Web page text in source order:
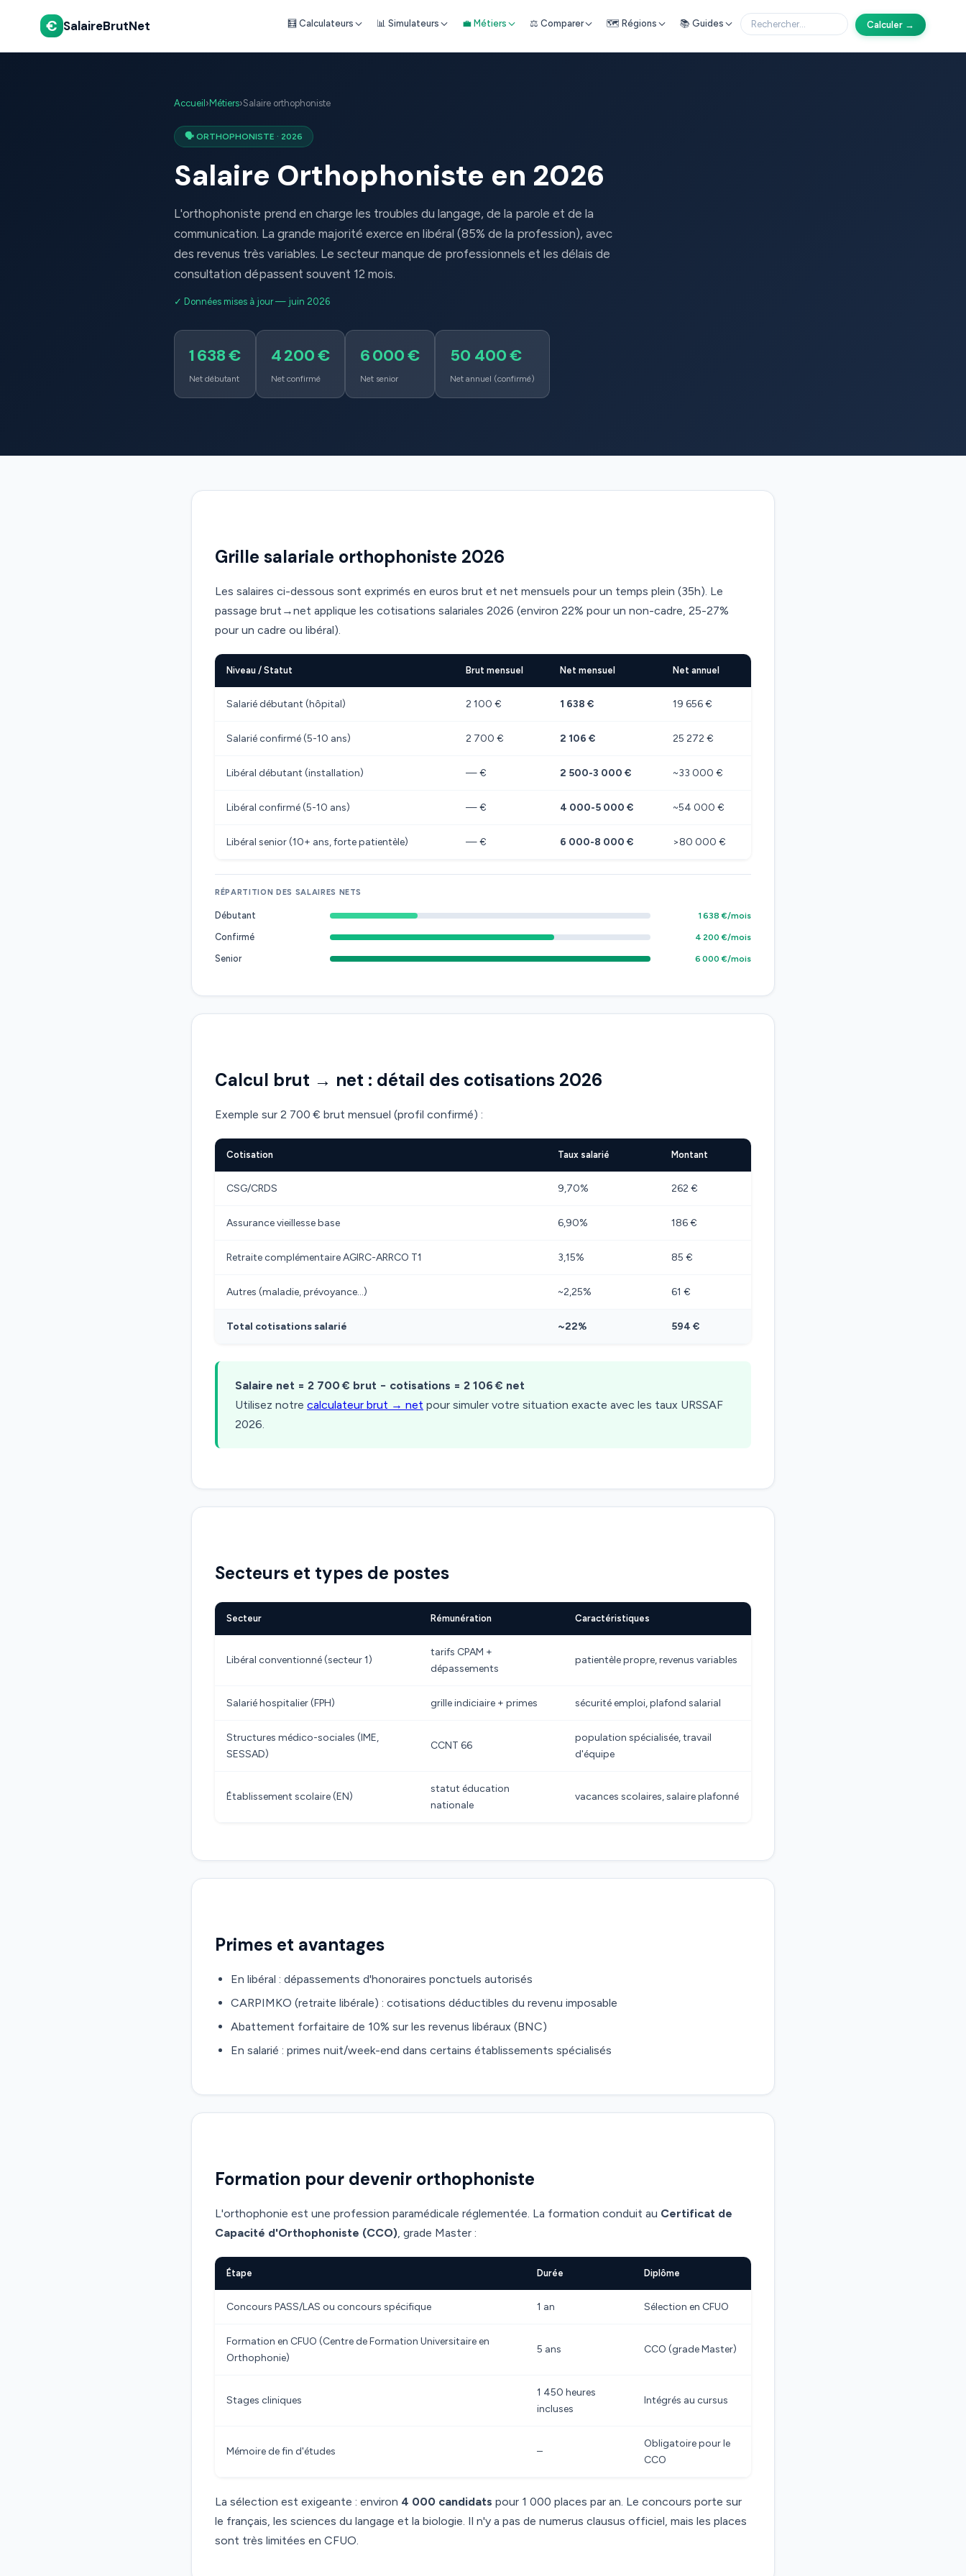
€ SalaireBrutNet 🧮 Calculateurs 📊 Simulateurs 💼 Métiers ⚖️ Comparer 🗺️ Régions 📚 Guides Calculer →
Accueil › Métiers›Salaire orthophoniste
🗣️ ORTHOPHONISTE · 2026
Salaire Orthophoniste en 2026
L'orthophoniste prend en charge les troubles du langage, de la parole et de la
communication. La grande majorité exerce en libéral (85% de la profession), avec
des revenus très variables. Le secteur manque de professionnels et les délais de
consultation dépassent souvent 12 mois.
✓ Données mises à jour — juin 2026
1 638 €
Net débutant
4 200 €
Net confirmé
6 000 €
Net senior
50 400 €
Net annuel (confirmé)
Grille salariale orthophoniste 2026
Les salaires ci-dessous sont exprimés en euros brut et net mensuels pour un temps plein (35h). Le
passage brut→net applique les cotisations salariales 2026 (environ 22% pour un non-cadre, 25-27%
pour un cadre ou libéral).
Niveau / Statut Brut mensuel Net mensuel Net annuel
Salarié débutant (hôpital) 2 100 € 1 638 € 19 656 €
Salarié confirmé (5-10 ans) 2 700 € 2 106 € 25 272 €
Libéral débutant (installation) — € 2 500-3 000 € ~33 000 €
Libéral confirmé (5-10 ans) — € 4 000-5 000 € ~54 000 €
Libéral senior (10+ ans, forte patientèle) — € 6 000-8 000 € >80 000 €
RÉPARTITION DES SALAIRES NETS
Débutant 1 638 €/mois
Confirmé 4 200 €/mois
Senior 6 000 €/mois
Calcul brut → net : détail des cotisations 2026
Exemple sur 2 700 € brut mensuel (profil confirmé) :
Cotisation Taux salarié Montant
CSG/CRDS 9,70% 262 €
Assurance vieillesse base 6,90% 186 €
Retraite complémentaire AGIRC-ARRCO T1 3,15% 85 €
Autres (maladie, prévoyance…) ~2,25% 61 €
Total cotisations salarié ~22% 594 €
Salaire net = 2 700 € brut − cotisations = 2 106 € net
Utilisez notre calculateur brut → net pour simuler votre situation exacte avec les taux URSSAF
2026.
Secteurs et types de postes
Secteur Rémunération Caractéristiques
Libéral conventionné (secteur 1)
tarifs CPAM +
dépassements
patientèle propre, revenus variables
Salarié hospitalier (FPH) grille indiciaire + primes sécurité emploi, plafond salarial
Structures médico-sociales (IME,
SESSAD)
CCNT 66
population spécialisée, travail
d'équipe
Établissement scolaire (EN)
statut éducation
nationale
vacances scolaires, salaire plafonné
Primes et avantages
En libéral : dépassements d'honoraires ponctuels autorisés
CARPIMKO (retraite libérale) : cotisations déductibles du revenu imposable
Abattement forfaitaire de 10% sur les revenus libéraux (BNC)
En salarié : primes nuit/week-end dans certains établissements spécialisés
Formation pour devenir orthophoniste
L'orthophonie est une profession paramédicale réglementée. La formation conduit au Certificat de
Capacité d'Orthophoniste (CCO), grade Master :
Étape Durée Diplôme
Concours PASS/LAS ou concours spécifique 1 an Sélection en CFUO
Formation en CFUO (Centre de Formation Universitaire en
Orthophonie)
5 ans CCO (grade Master)
Stages cliniques
1 450 heures
incluses
Intégrés au cursus
Mémoire de fin d'études –
Obligatoire pour le
CCO
La sélection est exigeante : environ 4 000 candidats pour 1 000 places par an. Le concours porte sur
le français, les sciences du langage et la biologie. Il n'y a pas de numerus clausus officiel, mais les places
sont très limitées en CFUO.